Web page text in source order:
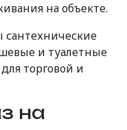
на объекте.
сантехнические
и туалетные
торговой и
на